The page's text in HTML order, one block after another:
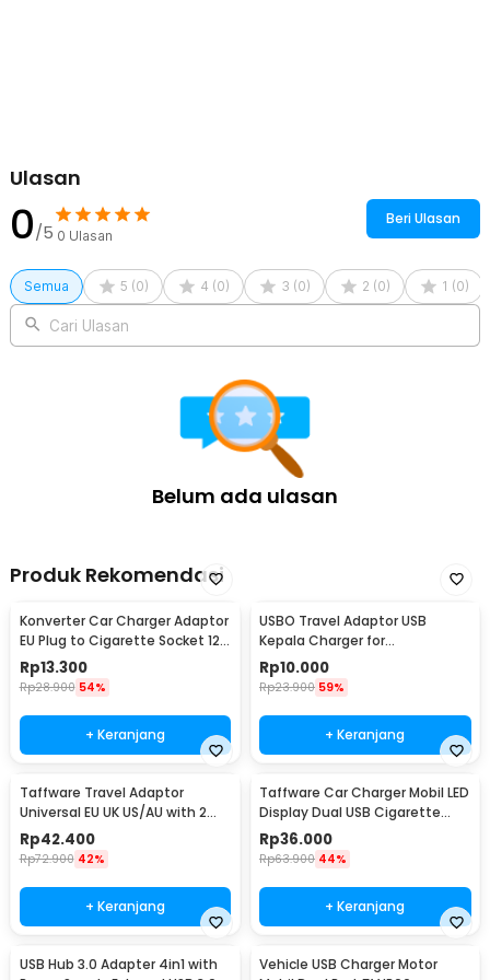
Rincian yang Anda dapatkan untuk pembelian produk ini:
1 x ESSAGER Car Charger Mobil Fast Charging PD 3.0 QC 4.0
3in1 3A 108W - ES-CC29
Ulasan
0/5 0 Ulasan
Beri Ulasan
Semua 5 (0) 4 (0) 3 (0) 2 (0) 1 (0)
Cari Ulasan
Belum ada ulasan
Produk Rekomendasi
Konverter Car Charger Adaptor
EU Plug to Cigarette Socket 12V
500mA - KYA109
Rp13.300
Rp28.900 54%
+ Keranjang
USBO Travel Adaptor USB
Kepala Charger for
Smartphone 5V 2A - U90EWE
Rp10.000
Rp23.900 59%
+ Keranjang
Taffware Travel Adaptor
Universal EU UK US/AU with 2
Port USB A 2.1A - JY-148
Rp42.400
Rp72.900 42%
+ Keranjang
Taffware Car Charger Mobil LED
Display Dual USB Cigarette
Plug 3.1A - EC2
Rp36.000
Rp63.900 44%
+ Keranjang
USB Hub 3.0 Adapter 4in1 with
Vehicle USB Charger Motor